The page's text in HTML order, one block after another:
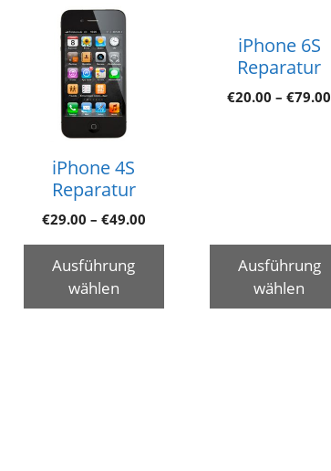
iPhone 4S
Reparatur
€29.00 – €49.00
Ausführung
wählen
iPhone 6S
Reparatur
€20.00 –€79.00
Ausführung
wählen